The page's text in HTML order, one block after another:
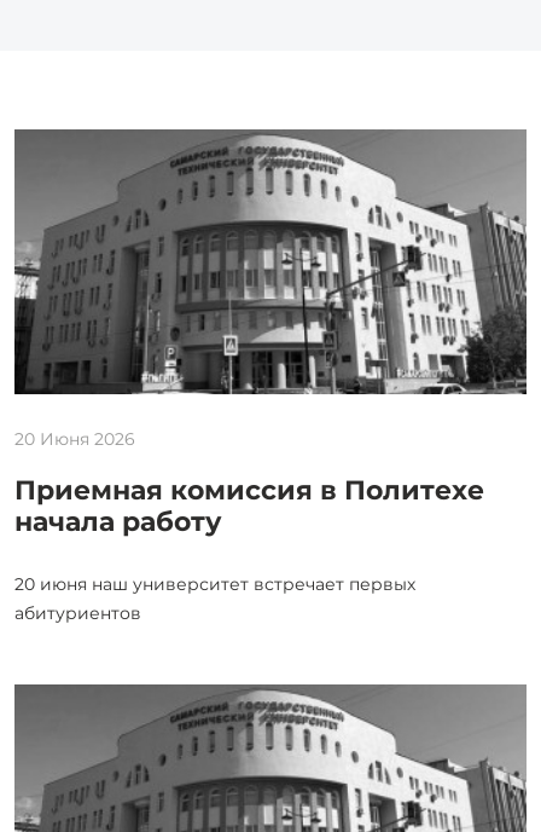
20 Июня 2026
Приемная комиссия в Политехе
начала работу
20 июня наш университет встречает первых
абитуриентов